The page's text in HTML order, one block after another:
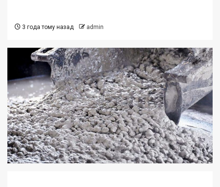
3 года тому назад admin